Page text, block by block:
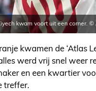
kwam voort uit een corner. ©
kwamen de ‘Atlas
werd vrij snel weer
en een kwartier
treffer.